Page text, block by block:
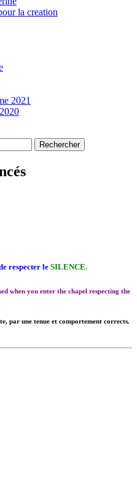
la creation
2021
respecter le SILENCE.
when you enter the chapel respecting the
par une tenue et comportement corrects.